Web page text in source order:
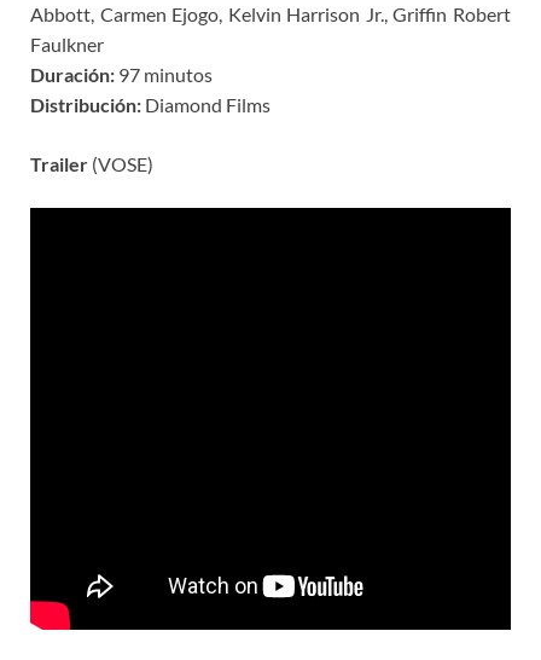
Abbott, Carmen Ejogo, Kelvin Harrison Jr., Griffin Robert
Faulkner
Duración: 97 minutos
Distribución: Diamond Films
Trailer (VOSE)